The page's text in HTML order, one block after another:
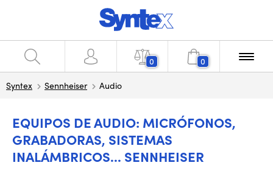
0 0
Syntex Sennheiser Audio
EQUIPOS DE AUDIO: MICRÓFONOS,
GRABADORAS, SISTEMAS
INALÁMBRICOS... SENNHEISER